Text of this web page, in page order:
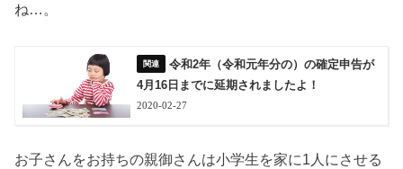
ね…。
令和2年（令和元年分の）の確定申告が
4月16日までに延期されましたよ！
2020-02-27
お子さんをお持ちの親御さんは小学生を家に1人にさせる